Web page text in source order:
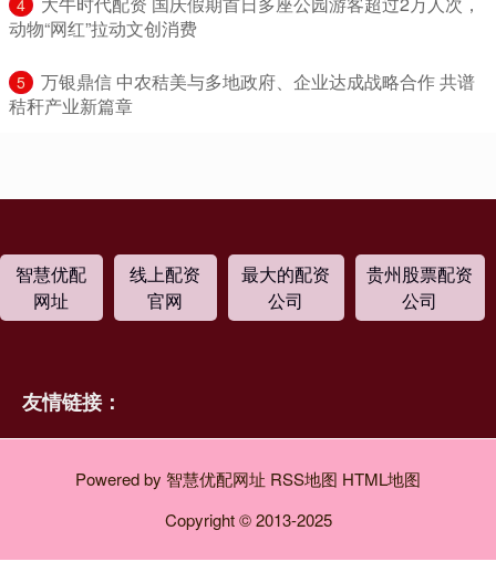
动物“网红”拉动文创消费
5
​万银鼎信 中农秸美与多地政府、企业达成战略合作 共谱
秸秆产业新篇章
智慧优配
网址
线上配资
官网
最大的配资
公司
贵州股票配资
公司
友情链接：
Powered by 智慧优配网址 RSS地图 HTML地图
Copyright© 2013-2025